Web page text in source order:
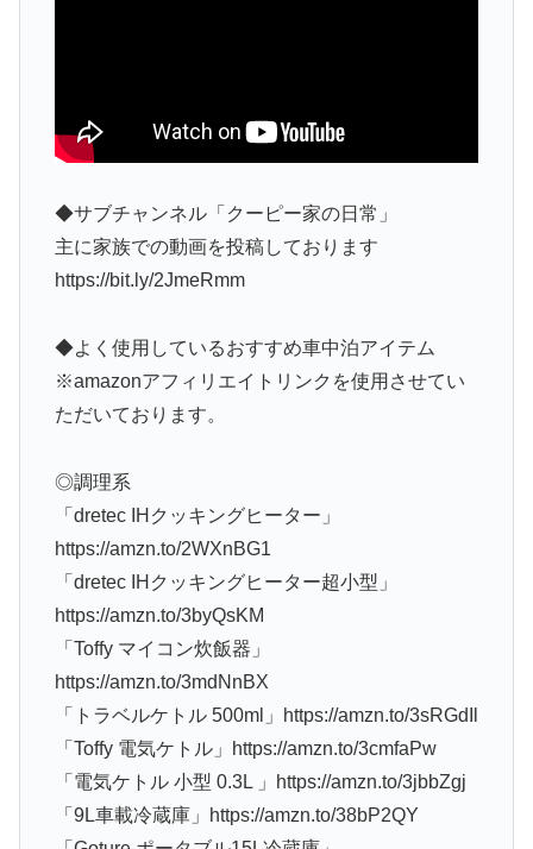
◆サブチャンネル「クーピー家の日常」
主に家族での動画を投稿しております
https://bit.ly/2JmeRmm
◆よく使用しているおすすめ車中泊アイテム
※amazonアフィリエイトリンクを使用させてい
ただいております。
◎調理系
「dretec IHクッキングヒーター」
https://amzn.to/2WXnBG1
「dretec IHクッキングヒーター超小型」
https://amzn.to/3byQsKM
「Toffy マイコン炊飯器」
https://amzn.to/3mdNnBX
「トラベルケトル 500ml」https://amzn.to/3sRGdIl
「Toffy 電気ケトル」https://amzn.to/3cmfaPw
「電気ケトル 小型 0.3L 」https://amzn.to/3jbbZgj
「9L車載冷蔵庫」https://amzn.to/38bP2QY